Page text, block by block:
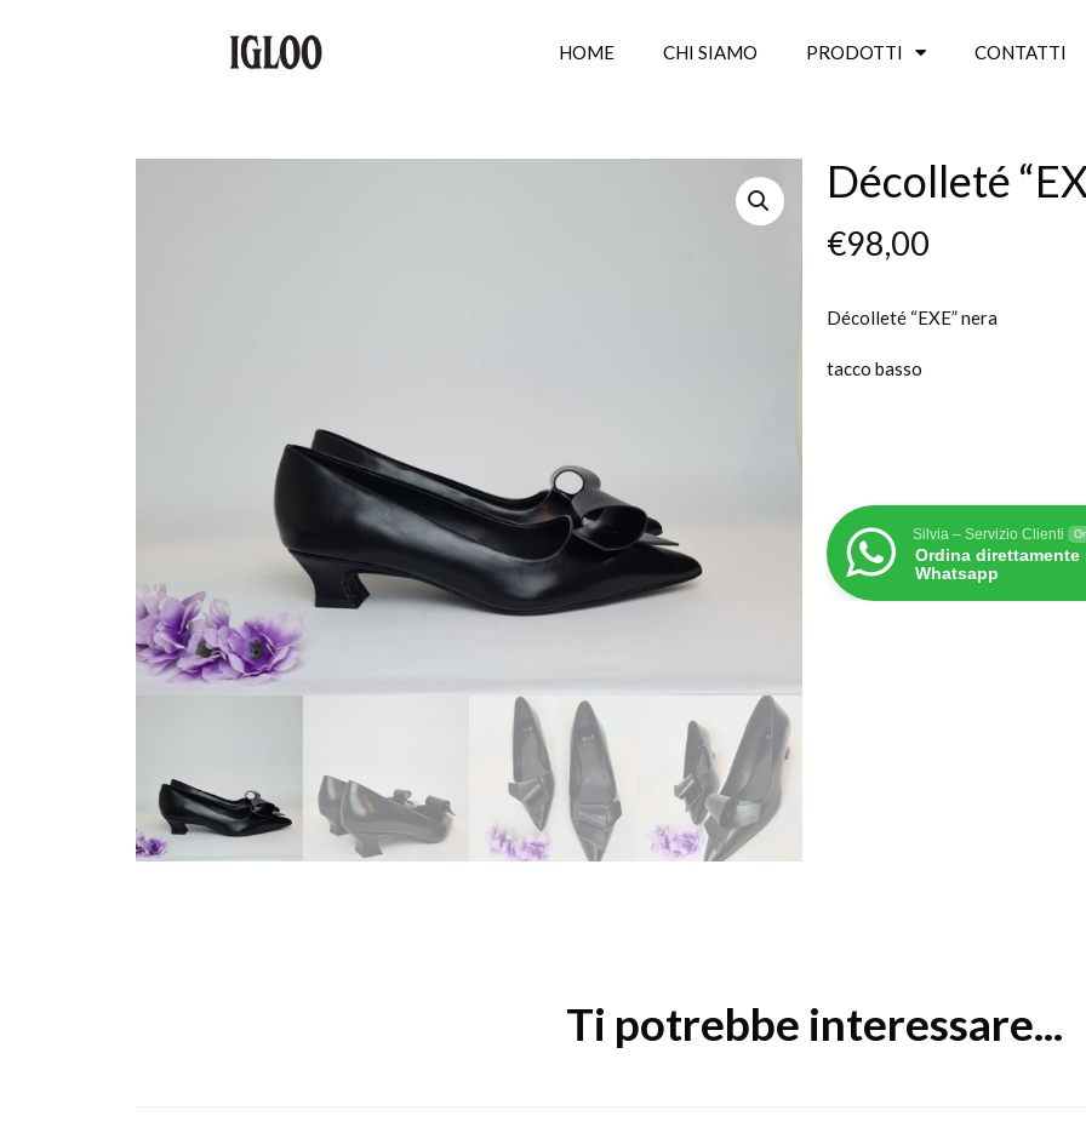
HOME CHI SIAMO PRODOTTI CONTATTI
Décolleté
€98,00
Décolleté “EXE” nera
tacco basso
Silvia – Servizio Clienti
Ordina direttamente
Whatsapp
Ti potrebbe interessare...